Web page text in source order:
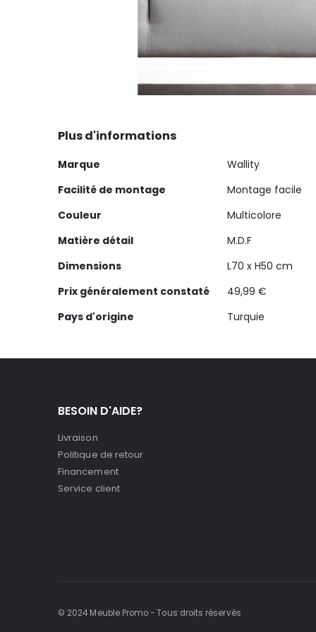
the
of
the
gallery
Plus d'informations
Plus
Marque
Wallity
Facilité de montage
Montage facile
Couleur
Multicolore
Matière détail
M.D.F
Dimensions
L70 x H50 cm
Prix généralement constaté
49,99 €
Pays d'origine
Turquie
BESOIN D'AIDE?
Livraison
Politique de retour
Financement
Service client
© 2024 Meuble Promo - Tous droits réservés